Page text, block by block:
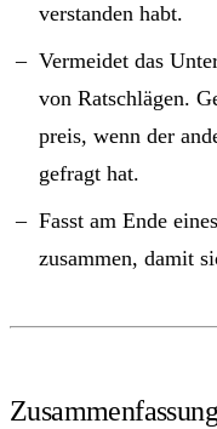
verstanden habt.
Vermeidet das
von Ratschlägen.
preis, wenn der
gefragt hat.
Fasst am Ende
zusammen, damit
Zusammenfassung